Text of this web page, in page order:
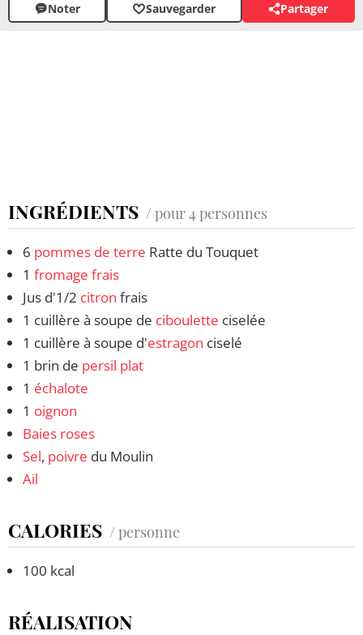
Noter Sauvegarder Partager
INGRÉDIENTS / pour 4 personnes
6 pommes de terre Ratte du Touquet
1 fromage frais
Jus d'1/2 citron frais
1 cuillère à soupe de ciboulette ciselée
1 cuillère à soupe d'estragon ciselé
1 brin de persil plat
1 échalote
1 oignon
Baies roses
Sel, poivre du Moulin
Ail
CALORIES / personne
100 kcal
RÉALISATION